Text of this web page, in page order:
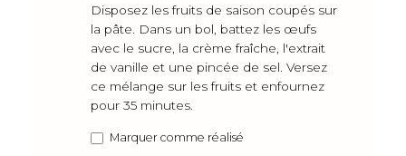
Disposez les fruits de saison coupés sur
la pâte. Dans un bol, battez les œufs
avec le sucre, la crème fraîche, l'extrait
de vanille et une pincée de sel. Versez
ce mélange sur les fruits et enfournez
pour 35 minutes.
Marquer comme réalisé